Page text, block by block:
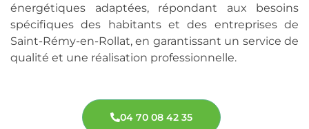
énergétiques adaptées, répondant aux besoins
spécifiques des habitants et des entreprises de
Saint-Rémy-en-Rollat, en garantissant un service de
qualité et une réalisation professionnelle.
04 70 08 42 35